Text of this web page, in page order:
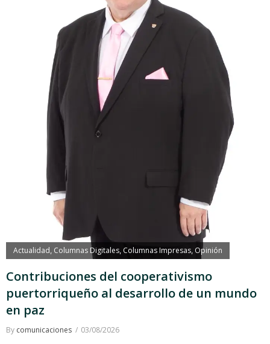
Actualidad Columnas Digitales, Columnas Impresas, Opinión
Contribuciones del cooperativismo
puertorriqueño al desarrollo de un mundo
en paz
By comunicaciones 03/08/2026